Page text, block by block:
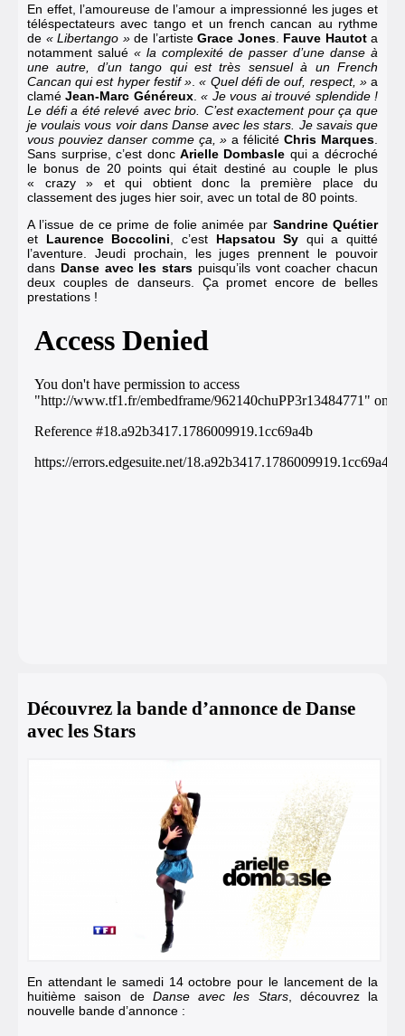
En effet, l’amoureuse de l’amour a impressionné les juges et
téléspectateurs avec tango et un french cancan au rythme
de « Libertango »de l’artisteGrace Jones. Fauve Hautota
notamment salué « la complexité de passer d’une danse à
une autre, d’un tango qui est très sensuel à un French
Cancan qui est hyper festif » « Quel défi de ouf, respect, »a
clamé Jean-Marc Généreux.« Je vous ai trouvé splendide !
Le défi a été relevé avec brio. C’est exactement pour ça que
je voulais vous voir dans Danse avec les stars. Je savais que
vous pouviez danser comme ça, » a félicité Chris Marques
Sans surprise, c’est doncArielle Dombasle qui a décroché
le bonus de 20 points qui était destiné au couple le plus
« crazy » et qui obtient donc la première place du
classement des juges hier soir, avec un total de 80 points.
A l’issue de ce prime de folie animée par Sandrine Quétier
et Laurence Boccolini , c’estHapsatou Sy qui a quitté
l’aventure . Jeudi prochain, les juges prennent le pouvoir
dans Danse avec les stars puisqu’ils vont coacher chacun
deux couples de danseurs. Ça promet encore de belles
prestations !
Découvrez la bande d’annonce de Danse
avec les Stars
En attendant le samedi 14 octobre pour le lancement de la
huitième saison de Danse avec les Stars, découvrez la
nouvelle bande d’annonce :